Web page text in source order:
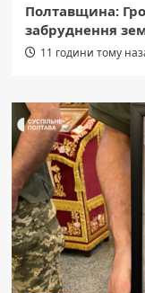
Полтавщина:
забруднення
11 години тому